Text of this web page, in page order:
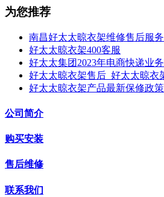
为您推荐
南昌好太太晾衣架维修售后服
好太太晾衣架400客服
好太太集团2023年电商快递业
好太太晾衣架售后_好太太晾衣
好太太晾衣架产品最新保修政策
公司简介
购买安装
售后维修
联系我们